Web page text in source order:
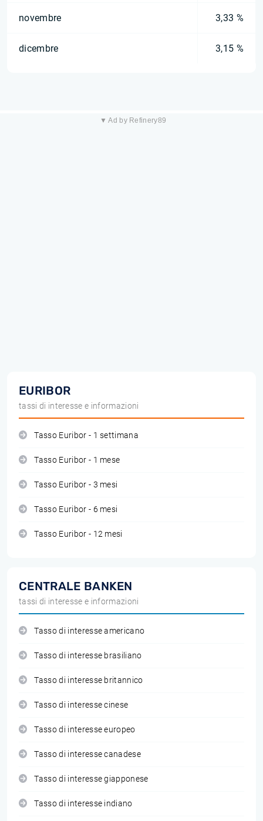
novembre 3,33 %
dicembre 3,15 %
▼ Ad by Refinery89
EURIBOR
tassi di interesse e informazioni
Tasso Euribor - 1 settimana
Tasso Euribor - 1 mese
Tasso Euribor - 3 mesi
Tasso Euribor - 6 mesi
Tasso Euribor - 12 mesi
CENTRALE BANKEN
tassi di interesse e informazioni
Tasso di interesse americano
Tasso di interesse brasiliano
Tasso di interesse britannico
Tasso di interesse cinese
Tasso di interesse europeo
Tasso di interesse canadese
Tasso di interesse giapponese
Tasso di interesse indiano